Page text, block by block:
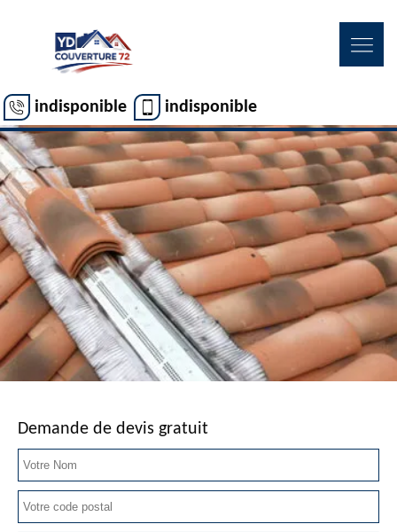
indisponible indisponible
Demande de devis gratuit